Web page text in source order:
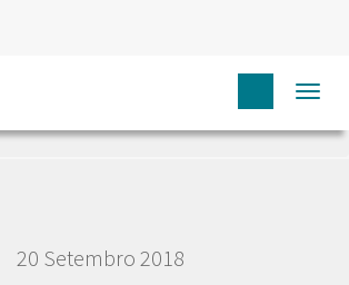
E LA PREVENZIONE ONCOLOGICA IN PIEMONTE
20 Setembro 2018